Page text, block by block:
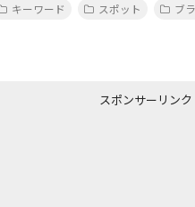
キーワード スポット ブ
スポンサーリンク